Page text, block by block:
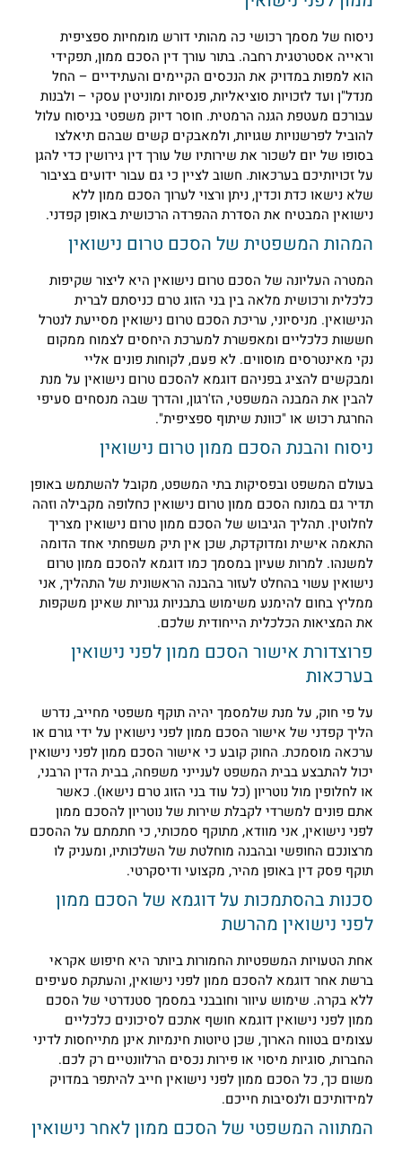
של מסמך רכושי כה מהותי דורש מומחיות ספציפית
אסטרטגית רחבה. בתור עורך דין הסכם ממון, תפקידי
למפות במדויק את הנכסים הקיימים והעתידיים – החל
ועד לזכויות סוציאליות, פנסיות ומוניטין עסקי – ולבנות
מעטפת הגנה הרמטית. חוסר דיוק משפטי בניסוח עלול
לפרשנויות שגויות, ולמאבקים קשים שבהם תיאלצו
של יום לשכור את שירותיו של עורך דין גירושין כדי להגן
זכויותיכם בערכאות. חשוב לציין כי גם עבור ידועים בציבור
נישאו כדת וכדין, ניתן ורצוי לערוך הסכם ממון ללא
המבטיח את הסדרת ההפרדה הרכושית באופן קפדני.
המשפטית של הסכם טרום נישואין
העליונה של הסכם טרום נישואין היא ליצור שקיפות
ורכושית מלאה בין בני הזוג טרם כניסתם לברית
מניסיוני, עריכת הסכם טרום נישואין מסייעת לנטרל
כלכליים ומאפשרת למערכת היחסים לצמוח ממקום
מאינטרסים מוסווים. לא פעם, לקוחות פונים אליי
להציג בפניהם דוגמא להסכם טרום נישואין על מנת
את המבנה המשפטי, הז'רגון, והדרך שבה מנסחים סעיפי
רכוש או "כוונת שיתוף ספציפית".
והבנת הסכם ממון טרום נישואין
המשפט ובפסיקות בתי המשפט, מקובל להשתמש באופן
גם במונח הסכם ממון טרום נישואין כחלופה מקבילה וזהה
תהליך הגיבוש של הסכם ממון טרום נישואין מצריך
אישית ומדוקדקת, שכן אין תיק משפחתי אחד הדומה
למרות שעיון במסמך כמו דוגמא להסכם ממון טרום
עשוי בהחלט לעזור בהבנה הראשונית של התהליך, אני
בחום להימנע משימוש בתבניות גנריות שאינן משקפות
המציאות הכלכלית הייחודית שלכם.
אישור הסכם ממון לפני נישואין
פי חוק, על מנת שלמסמך יהיה תוקף משפטי מחייב, נדרש
קפדני של אישור הסכם ממון לפני נישואין על ידי גורם או
מוסמכת. החוק קובע כי אישור הסכם ממון לפני נישואין
להתבצע בבית המשפט לענייני משפחה, בבית הדין הרבני,
לחלופין מול נוטריון (כל עוד בני הזוג טרם נישאו). כאשר
פונים למשרדי לקבלת שירות של נוטריון להסכם ממון
נישואין, אני מוודא, מתוקף סמכותי, כי חתמתם על ההסכם
החופשי ובהבנה מוחלטת של השלכותיו, ומעניק לו
פסק דין באופן מהיר, מקצועי ודיסקרטי.
בהסתמכות על דוגמא של הסכם ממון
נישואין מהרשת
הטעויות המשפטיות החמורות ביותר היא חיפוש אקראי
אחר דוגמא להסכם ממון לפני נישואין, והעתקת סעיפים
בקרה. שימוש עיוור וחובבני במסמך סטנדרטי של הסכם
לפני נישואין דוגמא חושף אתכם לסיכונים כלכליים
בטווח הארוך, שכן טיוטות חינמיות אינן מתייחסות לדיני
סוגיות מיסוי או פירות נכסים הרלוונטיים רק לכם.
כך, כל הסכם ממון לפני נישואין חייב להיתפר במדויק
ולנסיבות חייכם.
המשפטי של הסכם ממון לאחר נישואין